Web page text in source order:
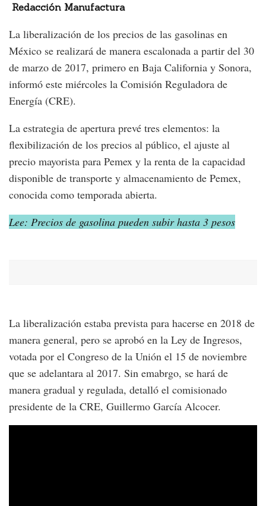
Redacción Manufactura
La liberalización de los precios de las gasolinas en
México se realizará de manera escalonada a partir del 30
de marzo de 2017, primero en Baja California y Sonora,
informó este miércoles la Comisión Reguladora de
Energía (CRE).
La estrategia de apertura prevé tres elementos: la
flexibilización de los precios al público, el ajuste al
precio mayorista para Pemex y la renta de la capacidad
disponible de transporte y almacenamiento de Pemex,
conocida como temporada abierta.
Lee: Precios de gasolina pueden subir hasta 3 pesos
La liberalización estaba prevista para hacerse en 2018 de
manera general, pero se aprobó en la Ley de Ingresos,
votada por el Congreso de la Unión el 15 de noviembre
que se adelantara al 2017. Sin emabrgo, se hará de
manera gradual y regulada, detalló el comisionado
presidente de la CRE, Guillermo García Alcocer.